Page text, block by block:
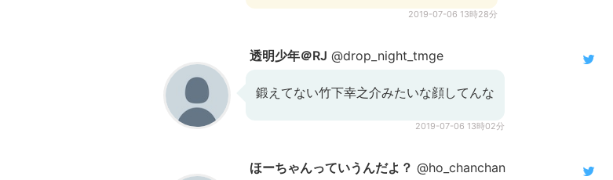
2019-07-06 13時28分
透明少年＠RJ @drop_night_tmge
鍛えてない竹下幸之介みたいな顔してんな
2019-07-06 13時02分
ほーちゃんっていうんだよ？ @ho_chanchan